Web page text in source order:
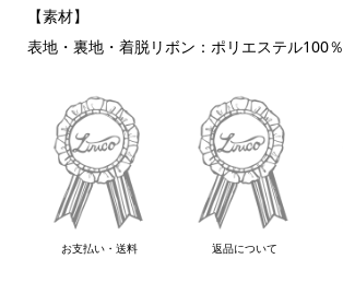
【素材】
表地・裏地・着脱リボン：ポリエステル100％
お支払い・送料 返品について